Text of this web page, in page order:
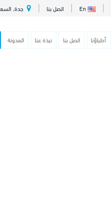
En اتصل بنا جدة,
أطباؤنا اتصل بنا نبذة عنا المدونة